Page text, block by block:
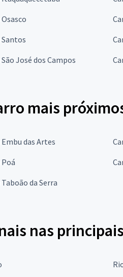
José dos Campos
mais
das Artes
da Serra
nas